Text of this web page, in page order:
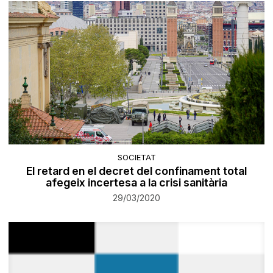
SOCIETAT
El retard en el decret del confinament total
afegeix incertesa a la crisi sanitària
29/03/2020